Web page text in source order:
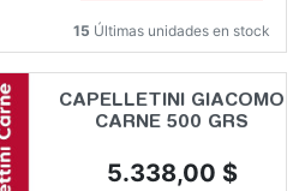
15 Últimas unidades en stock
CAPELLETINI GIACOMO
CARNE 500 GRS
Precio
5.338,00 $